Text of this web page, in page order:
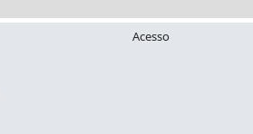
Acesso